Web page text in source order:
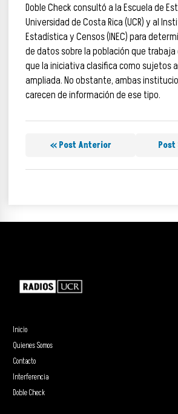
Doble Check consultó a la Escuela de
Universidad de Costa Rica (UCR) y al
Estadística y Censos (INEC) para
de datos sobre la población que
que la iniciativa clasifica como sujetos
ampliada. No obstante, ambas
carecen de información de ese tipo.
« Post Anterior
Inicio
Quienes Somos
Contacto
Interferencia
Doble Check